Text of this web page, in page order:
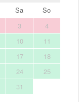
Sa
So
3
4
10
11
17
18
24
25
31